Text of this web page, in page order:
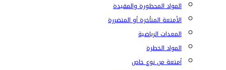
المواد المحظورة والمقيدة
الأمتعة المتأخرة أو المتضررة
المعدات الرياضية
المواد الخطرة
أمتعة من نوع خاص